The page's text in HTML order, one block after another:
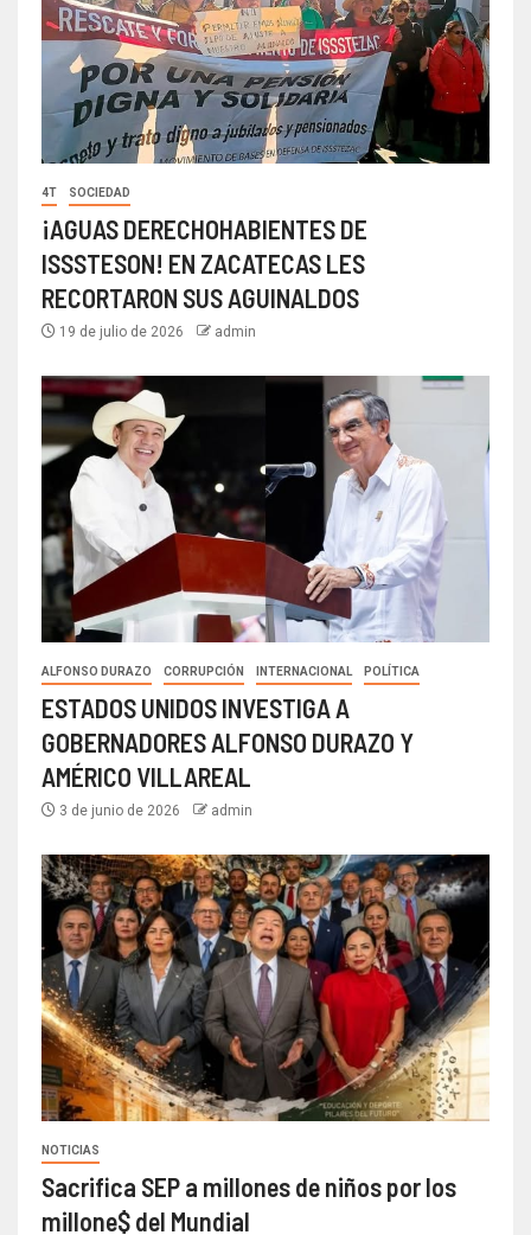
4T SOCIEDAD
¡AGUAS DERECHOHABIENTES DE
ISSSTESON! EN ZACATECAS LES
RECORTARON SUS AGUINALDOS
19 de julio de 2026 admin
ALFONSO DURAZO CORRUPCIÓN INTERNACIONAL POLÍTICA
ESTADOS UNIDOS INVESTIGA A
GOBERNADORES ALFONSO DURAZO Y
AMÉRICO VILLAREAL
3 de junio de 2026 admin
NOTICIAS
Sacrifica SEP a millones de niños por los
millone$ del Mundial